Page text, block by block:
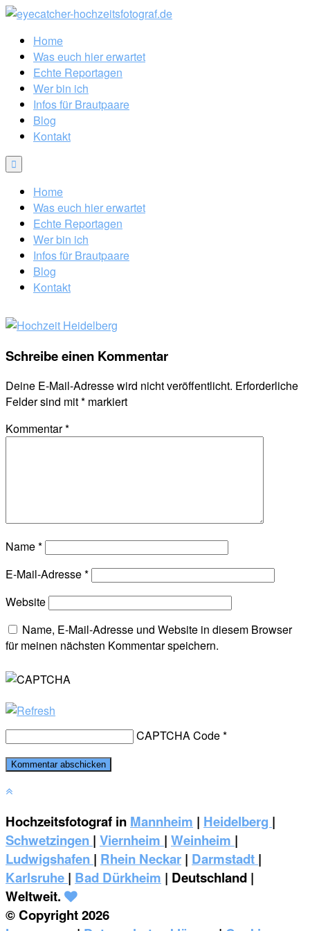
Home
Was euch hier erwartet
Echte Reportagen
Wer bin ich
Infos für Brautpaare
Blog
Kontakt
Home
Was euch hier erwartet
Echte Reportagen
Wer bin ich
Infos für Brautpaare
Blog
Kontakt
Schreibe einen Kommentar
Deine E-Mail-Adresse wird nicht veröffentlicht. Erforderliche
Felder sind mit* markiert
Kommentar*
Name*
E-Mail-Adresse*
Website
Name, E-Mail-Adresse und Website in diesem Browser
für meinen nächsten Kommentar speichern.
CAPTCHA Code*
Hochzeitsfotograf in Mannheim | Heidelberg |
Schwetzingen | Viernheim | Weinheim |
‎Ludwigshafen | Rhein Neckar | Darmstadt |
Karlsruhe | Bad Dürkheim | Deutschland |
Weltweit.
© Copyright 2026